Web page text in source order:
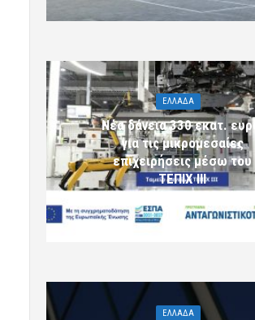
ΕΛΛΑΔΑ
Νέα δάνεια 330 εκατ. ευρώ
για τις μικρομεσαίες
επιχειρήσεις μέσω του
ΤΕΠΙΧ ΙΙΙ
ΕΛΛΑΔΑ